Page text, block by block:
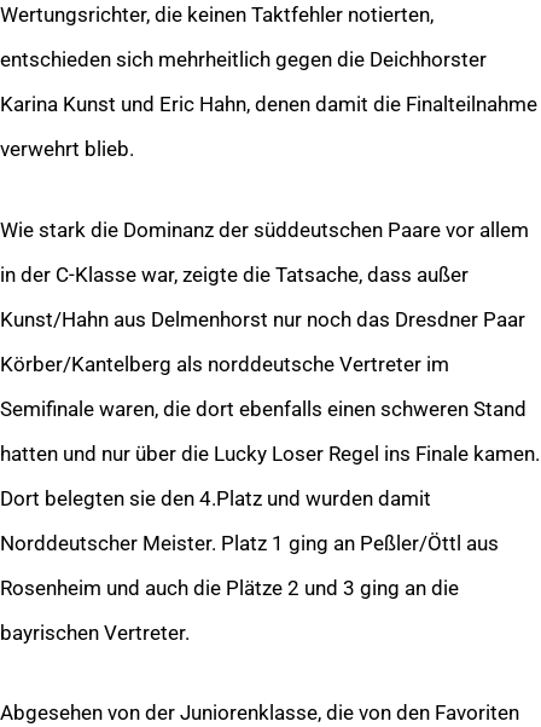
Wertungsrichter, die keinen Taktfehler notierten,
entschieden sich mehrheitlich gegen die Deichhorster
Karina Kunst und Eric Hahn, denen damit die Finalteilnahme
verwehrt blieb.
Wie stark die Dominanz der süddeutschen Paare vor allem
in der C-Klasse war, zeigte die Tatsache, dass außer
Kunst/Hahn aus Delmenhorst nur noch das Dresdner Paar
Körber/Kantelberg als norddeutsche Vertreter im
Semifinale waren, die dort ebenfalls einen schweren Stand
hatten und nur über die Lucky Loser Regel ins Finale kamen.
Dort belegten sie den 4.Platz und wurden damit
Norddeutscher Meister. Platz 1 ging an Peßler/Öttl aus
Rosenheim und auch die Plätze 2 und 3 ging an die
bayrischen Vertreter.
Abgesehen von der Juniorenklasse, die von den Favoriten